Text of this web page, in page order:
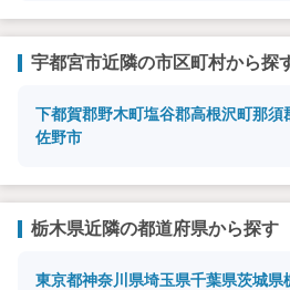
宇都宮市近隣の市区町村から探
下都賀郡野木町塩谷郡高根沢町那須
佐野市
栃木県近隣の都道府県から探す
東京都神奈川県埼玉県千葉県茨城県